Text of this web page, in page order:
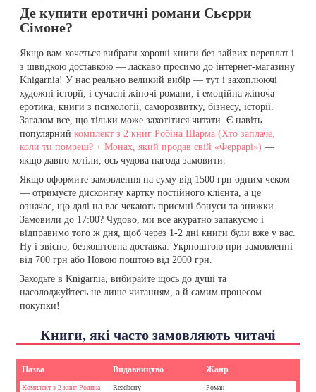
Де купити еротичні романи Сьєрри
Сімоне?
Якщо вам хочеться вибрати хороші книги без зайвих переплат і
з швидкою доставкою — ласкаво просимо до інтернет-магазину
Knigarnia! У нас реально великий вибір — тут і захоплюючі
художні історії, і сучасні жіночі романи, і емоційна жіноча
еротика, книги з психології, саморозвитку, бізнесу, історії.
Загалом все, що тільки може захотітися читати. Є навіть
популярний комплект з 2 книг Робіна Шарма (Хто заплаче,
коли ти помреш? + Монах, який продав свій «Феррарі») —
якщо давно хотіли, ось чудова нагода замовити.
Якщо оформите замовлення на суму від 1500 грн одним чеком
— отримуєте дисконтну картку постійного клієнта, а це
означає, що далі на вас чекають приємні бонуси та знижки.
Замовили до 17:00? Чудово, ми все акуратно запакуємо і
відправимо того ж дня, щоб через 1-2 дні книги були вже у вас.
Ну і звісно, безкоштовна доставка: Укрпоштою при замовленні
від 700 грн або Новою поштою від 2000 грн.
Заходьте в Knigarnia, вибирайте щось до душі та
насолоджуйтесь не лише читанням, а й самим процесом
покупки!
Книги, які часто замовляють читачі
Назва Видавництво Жанр
Комплект з 2 книг Родина
Readberry Роман